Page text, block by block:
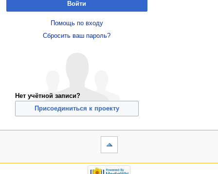
Войти
Помощь по входу
Сбросить ваш пароль?
Нет учётной записи?
Присоединиться к проекту